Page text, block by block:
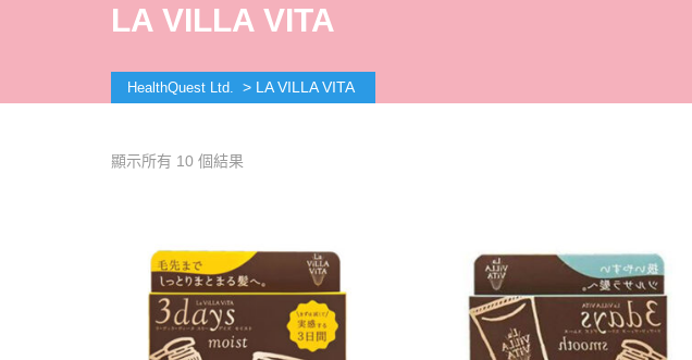
LA VILLA VITA
HealthQuest Ltd. > LA VILLA VITA
顯示所有 10 個結果